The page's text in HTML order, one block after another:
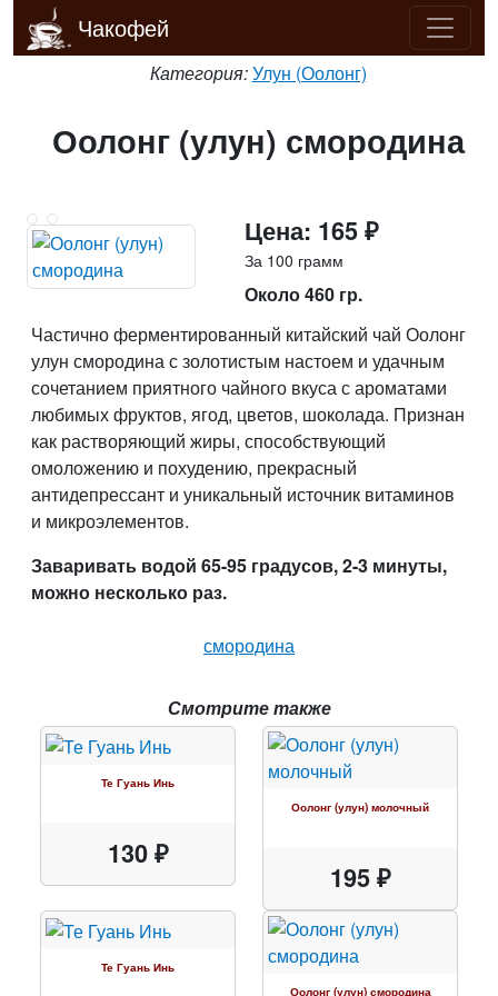
Чакофей
Категория:Улун (Оолонг)
Оолонг (улун) смородина
Цена: 165 ₽
За 100 грамм
Около 460 гр.
Частично ферментированный китайский чай Оолонг
улун смородина с золотистым настоем и удачным
сочетанием приятного чайного вкуса с ароматами
любимых фруктов, ягод, цветов, шоколада. Признан
как растворяющий жиры, способствующий
омоложению и похудению, прекрасный
антидепрессант и уникальный источник витаминов
и микроэлементов.
Заваривать водой 65-95 градусов, 2-3 минуты,
можно несколько раз.
смородина
Смотрите также
Те Гуань Инь
130 ₽
Оолонг (улун) молочный
195 ₽
Те Гуань Инь
Оолонг (улун) смородина